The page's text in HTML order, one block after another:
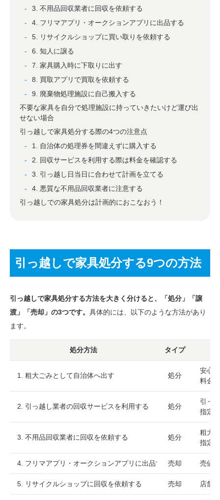
3. 不用品回収業者に回収を依頼する
4. フリマアプリ・オークションアプリに出品する
5. リサイクルショップに買い取りを依頼する
6. 知人に譲る
7. 家具購入時に下取りに出す
8. 買取アプリで買取を依頼する
9. 廃棄物処理施設に自己搬入する
不要な家具を自分で処理施設に持っていきたいけど運び出
せない場合
引っ越しで家具処分する際の4つの注意点
1. 自治体の処理券を間違えずに購入する
2. 回収サービスを利用する際は料金を確認する
3. 引っ越し日当日に合わせて計画を立てる
4. 悪質な不用品回収業者に注意する
引っ越しでの家具処分は計画的におこなおう！
引っ越しで家具処分する9つの方法
引っ越しで家具処分する方法を大きく分けると、「処分」「譲
渡」「売却」の3つです。 具体的には、以下のような方法があり
ます。
処分方法 タイプ
1. 粗大ごみとして自治体へ出す 処分
安心
料金
2. 引っ越し業者の回収サービスを利用する 処分
引っ
指定
3. 不用品回収業者に回収を依頼する 処分
粗大
指定
4. フリマアプリ・オークションアプリに出品する売却 売値
5. リサイクルショップに回収を依頼する 売却 店舗